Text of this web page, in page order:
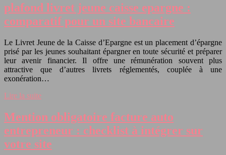
plafond livret jeune caisse epargne :
comparatif pour un site bancaire
Le Livret Jeune de la Caisse d’Epargne est un placement d’épargne
prisé par les jeunes souhaitant épargner en toute sécurité et préparer
leur avenir financier. Il offre une rémunération souvent plus
attractive que d’autres livrets réglementés, couplée à une
exonération…
Lire la suite
Mention obligatoire facture auto
entrepreneur : checklist à intégrer sur
votre site